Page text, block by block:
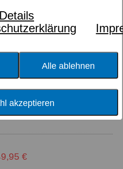
Details
Alle ablehnen
akzeptieren
€